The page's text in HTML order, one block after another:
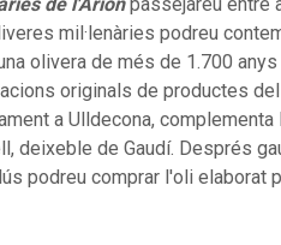
de l'Ariónpassejareu entre
mil·lenàries podreu
olivera de més de 1.700
originals de productes
a Ulldecona,
deixeble de Gaudí. Després
podreu comprar l'oli elaborat